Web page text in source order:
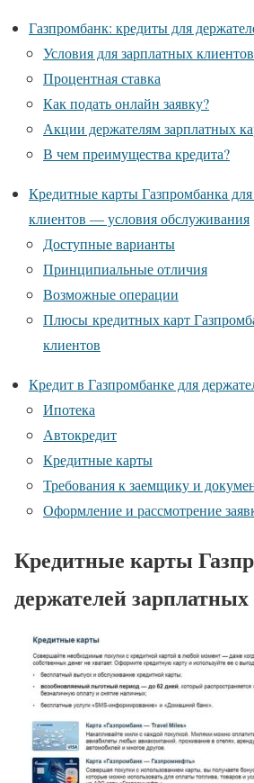
Газпромбанк: кредиты для
Условия для зарплатных клиентов
Процентная ставка
Как подать онлайн заявку?
Акции держателям зарплатных
В чем преимущества кредита?
Кредитные карты Газпромбанка
клиентов — условия обслуживания
Доступные варианты
Принципиальные отличия
Возможные операции
Плюсы кредитных карт
клиентов
Кредит в Газпромбанке для
Ипотека
Автокредит
Кредитные карты
Требования к заемщику и
Оформление и рассмотрение
Кредитные карты
держателей